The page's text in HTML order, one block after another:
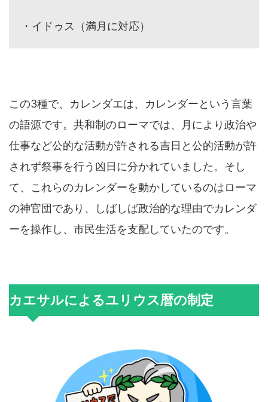
・イドゥス（満月に対応）
この3種で、カレンダエは、カレンダーという言葉
の語源です。共和制のローマでは、月により政治や
仕事など公的な活動が許される吉日と公的活動が許
されず祭事を行う凶日に分かれていました。そし
て、これらのカレンダーを動かしているのはローマ
の神官団であり、しばしば政治的な理由でカレンダ
ーを操作し、市民生活を支配していたのです。
カエサルによるユリウス暦の制定